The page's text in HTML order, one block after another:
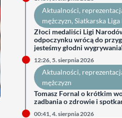
Aktualności,
mężczyzn, Siatkarska
Złoci medaliści Ligi
odpoczynku wrócą do
jesteśmy głodni
12:26, 5. sierpnia 2026
Aktualności,
mężczyzn
Tomasz Fornal o krótkim
zadbania o zdrowie i
00:41, 4. sierpnia 2026